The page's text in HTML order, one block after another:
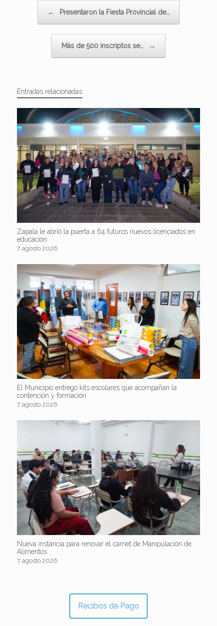
← Presentaron la Fiesta Provincial de…
Más de 500 inscriptos se… →
Entradas relacionadas
Zapala le abrió la puerta a 64 futuros nuevos licenciados en
educación
7 agosto 2026
El Municipio entregó kits escolares que acompañan la
contención y formación
7 agosto 2026
Nueva instancia para renovar el carnet de Manipulación de
Alimentos
7 agosto 2026
Recibos de Pago